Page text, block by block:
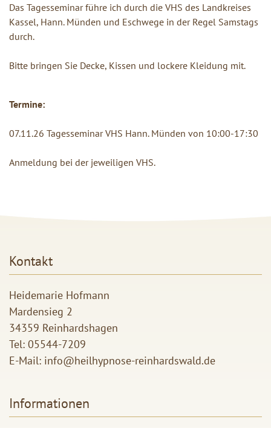
Das Tagesseminar führe ich durch die VHS des Landkreises
Kassel, Hann. Münden und Eschwege in der Regel Samstags
durch.
Bitte bringen Sie Decke, Kissen und lockere Kleidung mit.
Termine:
07.11.26 Tagesseminar VHS Hann. Münden von 10:00-17:30
Anmeldung bei der jeweiligen VHS.
Kontakt
Heidemarie Hofmann
Mardensieg 2
34359 Reinhardshagen
Tel: 05544-7209
E-Mail: info@heilhypnose-reinhardswald.de
Informationen